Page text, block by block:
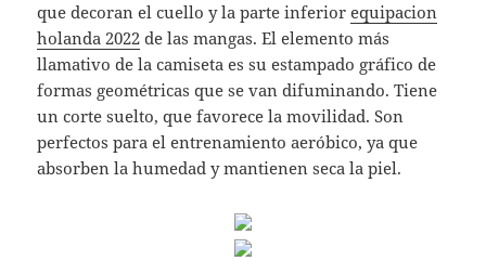
que decoran el cuello y la parte inferiorequipacion
holanda 2022 de las mangas. El elemento más
llamativo de la camiseta es su estampado gráfico de
formas geométricas que se van difuminando. Tiene
un corte suelto, que favorece la movilidad. Son
perfectos para el entrenamiento aeróbico, ya que
absorben la humedad y mantienen seca la piel.